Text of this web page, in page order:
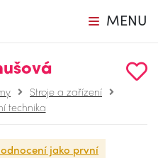
MENU
Stroje a zařízení
technika
jako první